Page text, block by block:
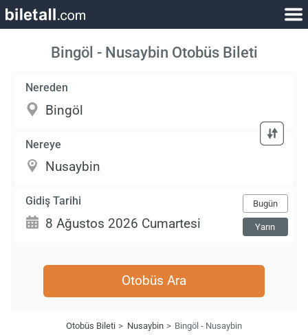
Bingöl - Nusaybin Otobüs Bileti
Nereden
Nereye
Gidiş Tarihi Bugün
Yarın
Otobüs Ara
Otobüs Bileti Nusaybin Bingöl - Nusaybin